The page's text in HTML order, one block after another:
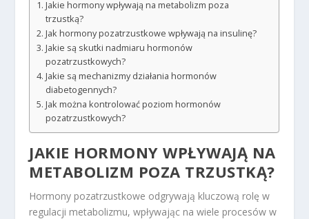
Jakie hormony wpływają na metabolizm poza
trzustką?
Jak hormony pozatrzustkowe wpływają na insulinę?
Jakie są skutki nadmiaru hormonów
pozatrzustkowych?
Jakie są mechanizmy działania hormonów
diabetogennych?
Jak można kontrolować poziom hormonów
pozatrzustkowych?
JAKIE HORMONY WPŁYWAJĄ NA
METABOLIZM POZA TRZUSTKĄ?
Hormony pozatrzustkowe odgrywają kluczową rolę w
regulacji metabolizmu, wpływając na wiele procesów w